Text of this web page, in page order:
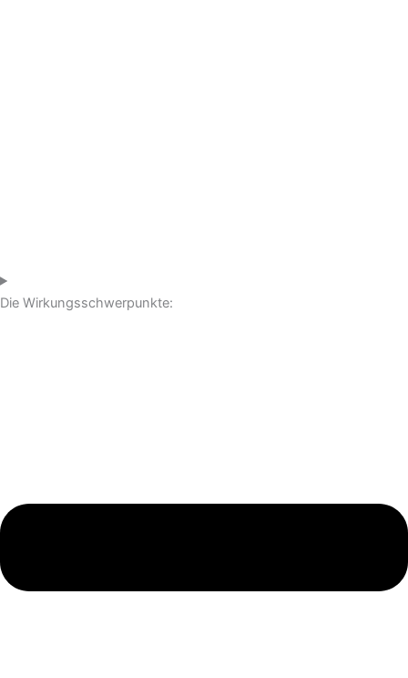
Die Wirkungsschwerpunkte: